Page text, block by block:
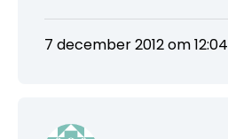
7 december 2012 om 12:04